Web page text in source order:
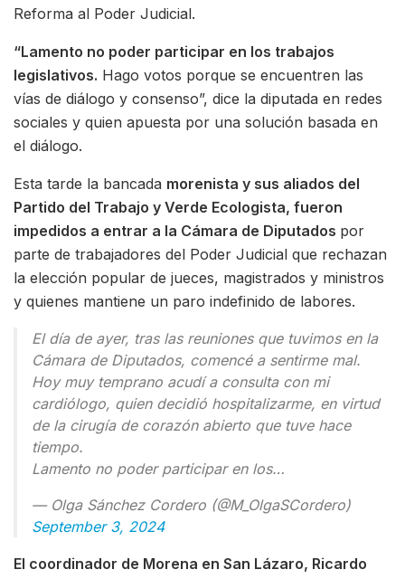
Reforma al Poder Judicial.
“Lamento no poder participar en los trabajos
legislativos. Hago votos porque se encuentren las
vías de diálogo y consenso”, dice la diputada en redes
sociales y quien apuesta por una solución basada en
el diálogo.
Esta tarde la bancada morenista y sus aliados del
Partido del Trabajo y Verde Ecologista, fueron
impedidos a entrar a la Cámara de Diputados por
parte de trabajadores del Poder Judicial que rechazan
la elección popular de jueces, magistrados y ministros
y quienes mantiene un paro indefinido de labores.
El día de ayer, tras las reuniones que tuvimos en la
Cámara de Diputados, comencé a sentirme mal.
Hoy muy temprano acudí a consulta con mi
cardiólogo, quien decidió hospitalizarme, en virtud
de la cirugía de corazón abierto que tuve hace
tiempo.
Lamento no poder participar en los…
— Olga Sánchez Cordero (@M_OlgaSCordero)
September 3, 2024
El coordinador de Morena en San Lázaro, Ricardo